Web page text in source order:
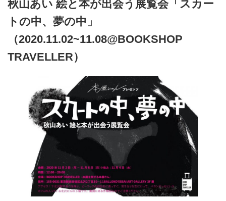
秋山あい 絵と本が出会う展覧会「スカー
トの中、夢の中」
（2020.11.02~11.08@BOOKSHOP
TRAVELLER）